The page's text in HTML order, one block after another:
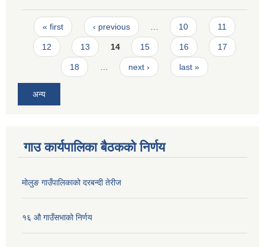
Pages
« first ‹ previous 10 11
12 13 14 15 16 17
18 next › last »
अन्य
गाउ कार्यपालिका बैठकको निर्णय
मोलुङ गाउँपालिकाको दरबन्दी तेरीज
१६ औ गाउँसभाको निर्णय